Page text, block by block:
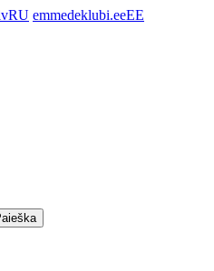
RU emmedeklubi.eeEE